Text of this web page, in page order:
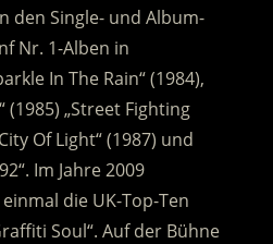
den Single- und Album-
Nr. 1-Alben in
In The Rain“ (1984),
(1985) „Street Fighting
Of Light“ (1987) und
Im Jahre 2009
die UK-Top-Ten
Soul“. Auf der Bühne